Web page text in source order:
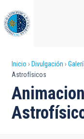
al
contenido
principal
Sobrescribir
enlaces
de
ayuda
Inicio Divulgación
Astrofísicos